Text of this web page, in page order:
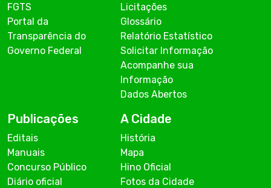
FGTS
Portal da
Transparência do
Governo Federal
Licitações
Glossário
Relatório Estatístico
Solicitar Informação
Acompanhe sua
Informação
Dados Abertos
Publicações
Editais
Manuais
Concurso Público
Diário oficial
A Cidade
História
Mapa
Hino Oficial
Fotos da Cidade